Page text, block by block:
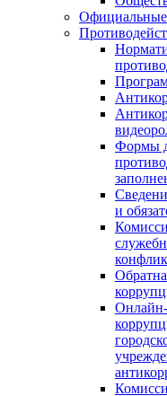
Официальные
Формы
и